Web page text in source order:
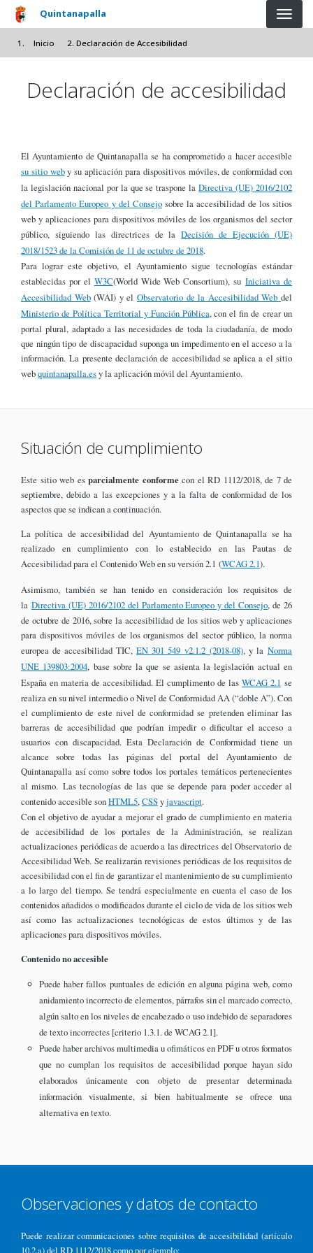
Pasar al contenido principal
Quintanapalla
Inicio Declaración de Accesibilidad
Declaración de accesibilidad
El Ayuntamiento de Quintanapalla se ha comprometido a hacer accesible
su sitio weby su aplicación para dispositivos móviles, de conformidad con
la legislación nacional por la que se traspone laDirectiva (UE) 2016/2102
del Parlamento Europeo y del Consejosobre la accesibilidad de los sitios
web y aplicaciones para dispositivos móviles de los organismos del sector
público, siguiendo las directrices de laDecisión de Ejecución (UE)
2018/1523 de la Comisión de 11 de octubre de 2018.
Para lograr este objetivo, el Ayuntamiento sigue tecnologías estándar
establecidas por el W3C(World Wide Web Consortium), suIniciativa de
Accesibilidad Web(WAI) y elObservatorio de la Accesibilidad Webdel
Ministerio de Política Territorial y Función Pública, con el fin de crear un
portal plural, adaptado a las necesidades de toda la ciudadanía, de modo
que ningún tipo de discapacidad suponga un impedimento en el acceso a la
información. La presente declaración de accesibilidad se aplica a el sitio
webquintanapalla.esy la aplicación móvil del Ayuntamiento.
Situación de cumplimiento
Este sitio web es parcialmente conformecon el RD 1112/2018, de 7 de
septiembre, debido a las excepciones y a la falta de conformidad de los
aspectos que se indican a continuación.
La política de accesibilidad del Ayuntamiento de Quintanapalla se ha
realizado en cumplimiento con lo establecido en las Pautas de
Accesibilidad para el Contenido Web en su versión 2.1 (WCAG 2.1).
Asimismo, también se han tenido en consideración los requisitos de
la Directiva (UE) 2016/2102 del Parlamento Europeo y del Consejo, de 26
de octubre de 2016, sobre la accesibilidad de los sitios web y aplicaciones
para dispositivos móviles de los organismos del sector público, la norma
europea de accesibilidad TIC, EN 301 549 v2.1.2 (2018-08), y la Norma
UNE 139803:2004, base sobre la que se asienta la legislación actual en
España en materia de accesibilidad. El cumplimento de las WCAG 2.1 se
realiza en su nivel intermedio o Nivel de Conformidad AA (“doble A”). Con
el cumplimiento de este nivel de conformidad se pretenden eliminar las
barreras de accesibilidad que podrían impedir o dificultar el acceso a
usuarios con discapacidad. Esta Declaración de Conformidad tiene un
alcance sobre todas las páginas del portal del Ayuntamiento de
Quintanapalla así como sobre todos los portales temáticos pertenecientes
al mismo. Las tecnologías de las que se depende para poder acceder al
contenido accesible sonHTML5, CSSyjavascript.
Con el objetivo de ayudar a mejorar el grado de cumplimiento en materia
de accesibilidad de los portales de la Administración, se realizan
actualizaciones periódicas de acuerdo a las directrices del Observatorio de
Accesibilidad Web. Se realizarán revisiones periódicas de los requisitos de
accesibilidad con el fin de garantizar el mantenimiento de su cumplimiento
a lo largo del tiempo. Se tendrá especialmente en cuenta el caso de los
contenidos añadidos o modificados durante el ciclo de vida de los sitios web
así como las actualizaciones tecnológicas de estos últimos y de las
aplicaciones para dispositivos móviles.
Contenido no accesible
Puede haber fallos puntuales de edición en alguna página web, como
anidamiento incorrecto de elementos, párrafos sin el marcado correcto,
algún salto en los niveles de encabezado o uso indebido de separadores
de texto incorrectes [criterio 1.3.1. de WCAG 2.1].
Puede haber archivos multimedia u ofimáticos en PDF u otros formatos
que no cumplan los requisitos de accesibilidad porque hayan sido
elaborados únicamente con objeto de presentar determinada
información visualmente, si bien habitualmente se ofrece una
alternativa en texto.
Observaciones y datos de contacto
Puede realizar comunicaciones sobre requisitos de accesibilidad (artículo
10.2.a) del RD 1112/2018 como por ejemplo: